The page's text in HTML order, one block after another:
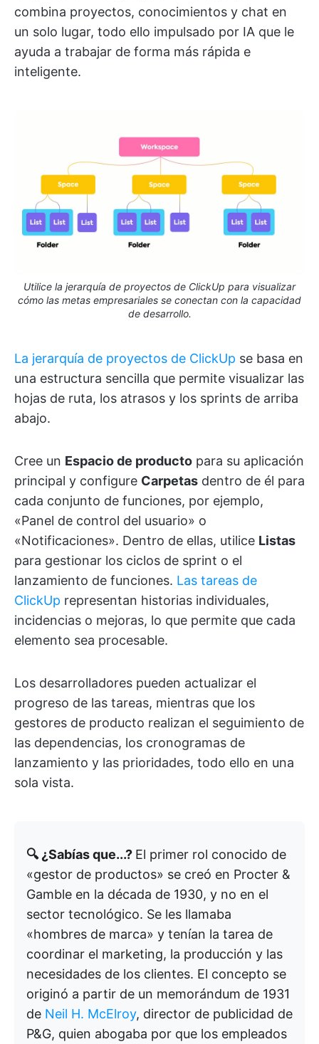
combina proyectos, conocimientos y chat en
un solo lugar, todo ello impulsado por IA que le
ayuda a trabajar de forma más rápida e
inteligente.
Utilice la jerarquía de proyectos de ClickUp para visualizar
cómo las metas empresariales se conectan con la capacidad
de desarrollo.
La jerarquía de proyectos de ClickUp se basa en
una estructura sencilla que permite visualizar las
hojas de ruta, los atrasos y los sprints de arriba
abajo.
Cree un Espacio de producto para su aplicación
principal y configure Carpetas dentro de él para
cada conjunto de funciones, por ejemplo,
«Panel de control del usuario» o
«Notificaciones». Dentro de ellas, utilice Listas
para gestionar los ciclos de sprint o el
lanzamiento de funciones. Las tareas de
ClickUp representan historias individuales,
incidencias o mejoras, lo que permite que cada
elemento sea procesable.
Los desarrolladores pueden actualizar el
progreso de las tareas, mientras que los
gestores de producto realizan el seguimiento de
las dependencias, los cronogramas de
lanzamiento y las prioridades, todo ello en una
sola vista.
🔍 ¿Sabías que...? El primer rol conocido de
«gestor de productos» se creó en Procter &
Gamble en la década de 1930, y no en el
sector tecnológico. Se les llamaba
«hombres de marca» y tenían la tarea de
coordinar el marketing, la producción y las
necesidades de los clientes. El concepto se
originó a partir de un memorándum de 1931
de Neil H. McElroy, director de publicidad de
P&G, quien abogaba por que los empleados